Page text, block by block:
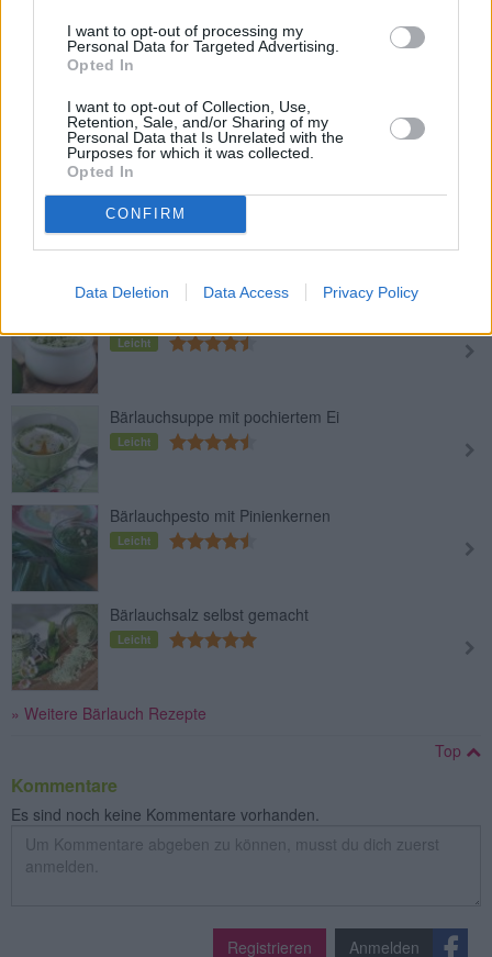
I want to opt-out of processing my
Personal Data for Targeted Advertising.
Opted In
I want to opt-out of Collection, Use,
Retention, Sale, and/or Sharing of my
Personal Data that Is Unrelated with the
Purposes for which it was collected.
Opted In
CONFIRM
Data Deletion Data Access Privacy Policy
Bärlauch-Kartoffeln
Leicht
Bärlauchpesto im Thermomix
Leicht
Bärlauch-Spätzle mit Bergkäse
Leicht
Bärlauchsuppe mit pochiertem Ei
Leicht
Bärlauchpesto mit Pinienkernen
Leicht
Bärlauchsalz selbst gemacht
Leicht
» Weitere Bärlauch Rezepte
Top
Kommentare
Es sind noch keine Kommentare vorhanden.
Registrieren Anmelden